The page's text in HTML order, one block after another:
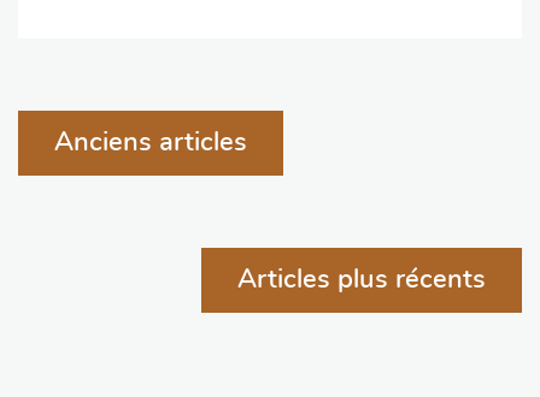
Navigation
des
Anciens articles
Articles plus récents